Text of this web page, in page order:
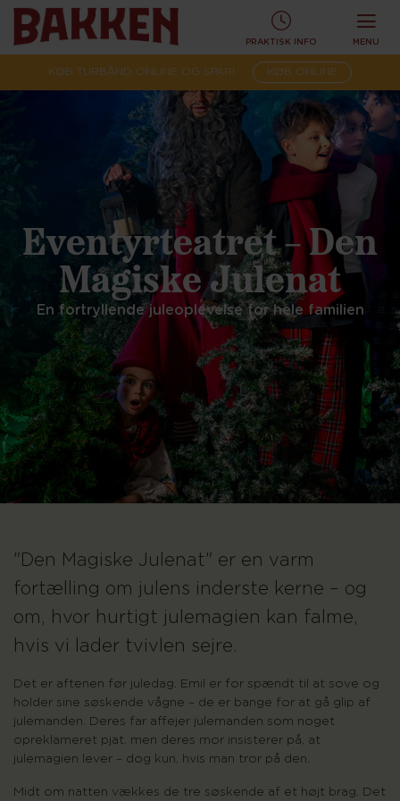
Eventyrteatret – Den
Magiske Julenat
En fortryllende juleoplevelse for hele familien
"Den Magiske Julenat" er en varm
fortælling om julens inderste kerne – og
om, hvor hurtigt julemagien kan falme,
hvis vi lader tvivlen sejre.
Det er aftenen før juledag. Emil er for spændt til at sove og
holder sine søskende vågne – de er bange for at gå glip af
julemanden. Deres far affejer julemanden som noget
opreklameret pjat, men deres mor insisterer på, at
julemagien lever – dog kun, hvis man tror på den.
Midt om natten vækkes de tre søskende af et højt brag. Det
PRAKTISK INFO MENU
KØB TURBÅND ONLINE OG SPAR! KØB ONLINE